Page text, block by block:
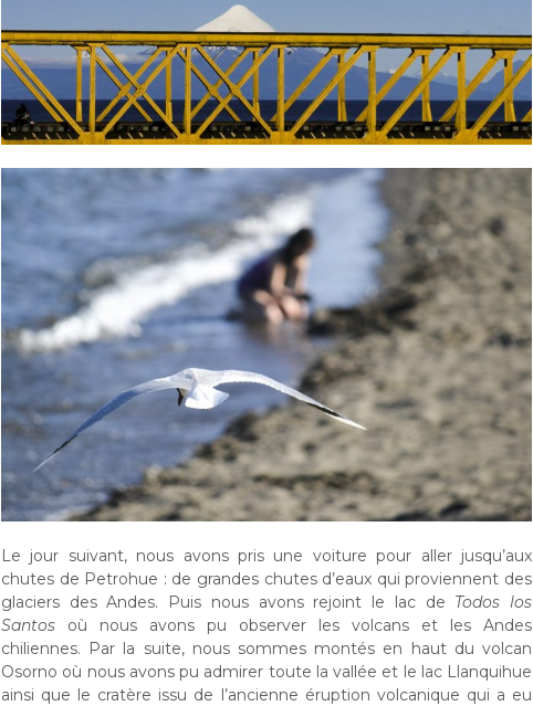
Le jour suivant, nous avons pris une voiture pour aller jusqu’aux
chutes de Petrohue : de grandes chutes d’eaux qui proviennent des
glaciers des Andes. Puis nous avons rejoint le lac de Todos los
Santos où nous avons pu observer les volcans et les Andes
chiliennes. Par la suite, nous sommes montés en haut du volcan
Osorno où nous avons pu admirer toute la vallée et le lac Llanquihue
ainsi que le cratère issu de l’ancienne éruption volcanique qui a eu